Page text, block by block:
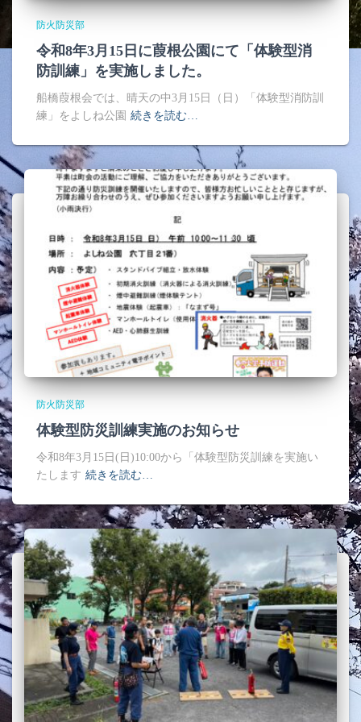
防火防災部
令和8年3月15日に葭根公園にて「体験型消
防訓練」を実施しました。
船橋葭根会では、晴天の中3月15日（日）「体験型消防訓
練」をよしね公園 続きを読む…
防火防災部
体験型防災訓練実施のお知らせ
令和8年3月15日(日)10:00から「体験型防災訓練を実施い
たします 続きを読む…